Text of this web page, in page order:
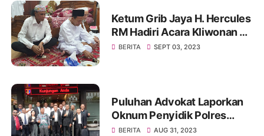
Ketum Grib Jaya H. Hercules
RM Hadiri Acara Kliwonan di
Pekalongan dan Milad Ke 11
BERITA SEPT 03, 2023
Puluhan Advokat Laporkan
Oknum Penyidik Polres
JAKSEL Ke Propam Mabes
BERITA AUG 31, 2023